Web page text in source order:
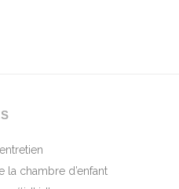
la chambre d’enfant